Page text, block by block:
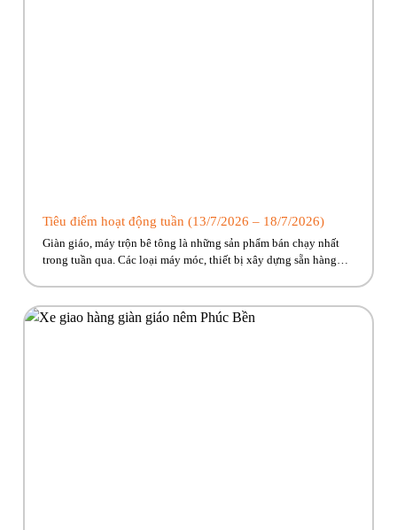
Tiêu điểm hoạt động tuần (13/7/2026 – 18/7/2026)
Giàn giáo, máy trộn bê tông là những sản phẩm bán chạy nhất
trong tuần qua. Các loại máy móc, thiết bị xây dựng sẵn hàng
động tiêu […]